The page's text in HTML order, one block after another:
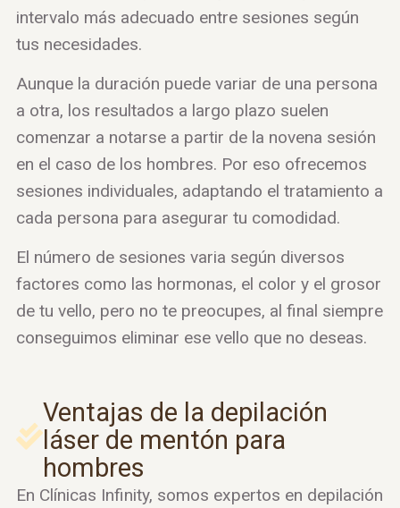
intervalo más adecuado entre sesiones según
tus necesidades.
Aunque la duración puede variar de una persona
a otra, los resultados a largo plazo suelen
comenzar a notarse a partir de la novena sesión
en el caso de los hombres. Por eso ofrecemos
sesiones individuales, adaptando el tratamiento a
cada persona para asegurar tu comodidad.
El número de sesiones varia según diversos
factores como las hormonas, el color y el grosor
de tu vello, pero no te preocupes, al final siempre
conseguimos eliminar ese vello que no deseas.
Ventajas de la depilación
láser de mentón para
hombres
En Clínicas Infinity, somos expertos en depilación